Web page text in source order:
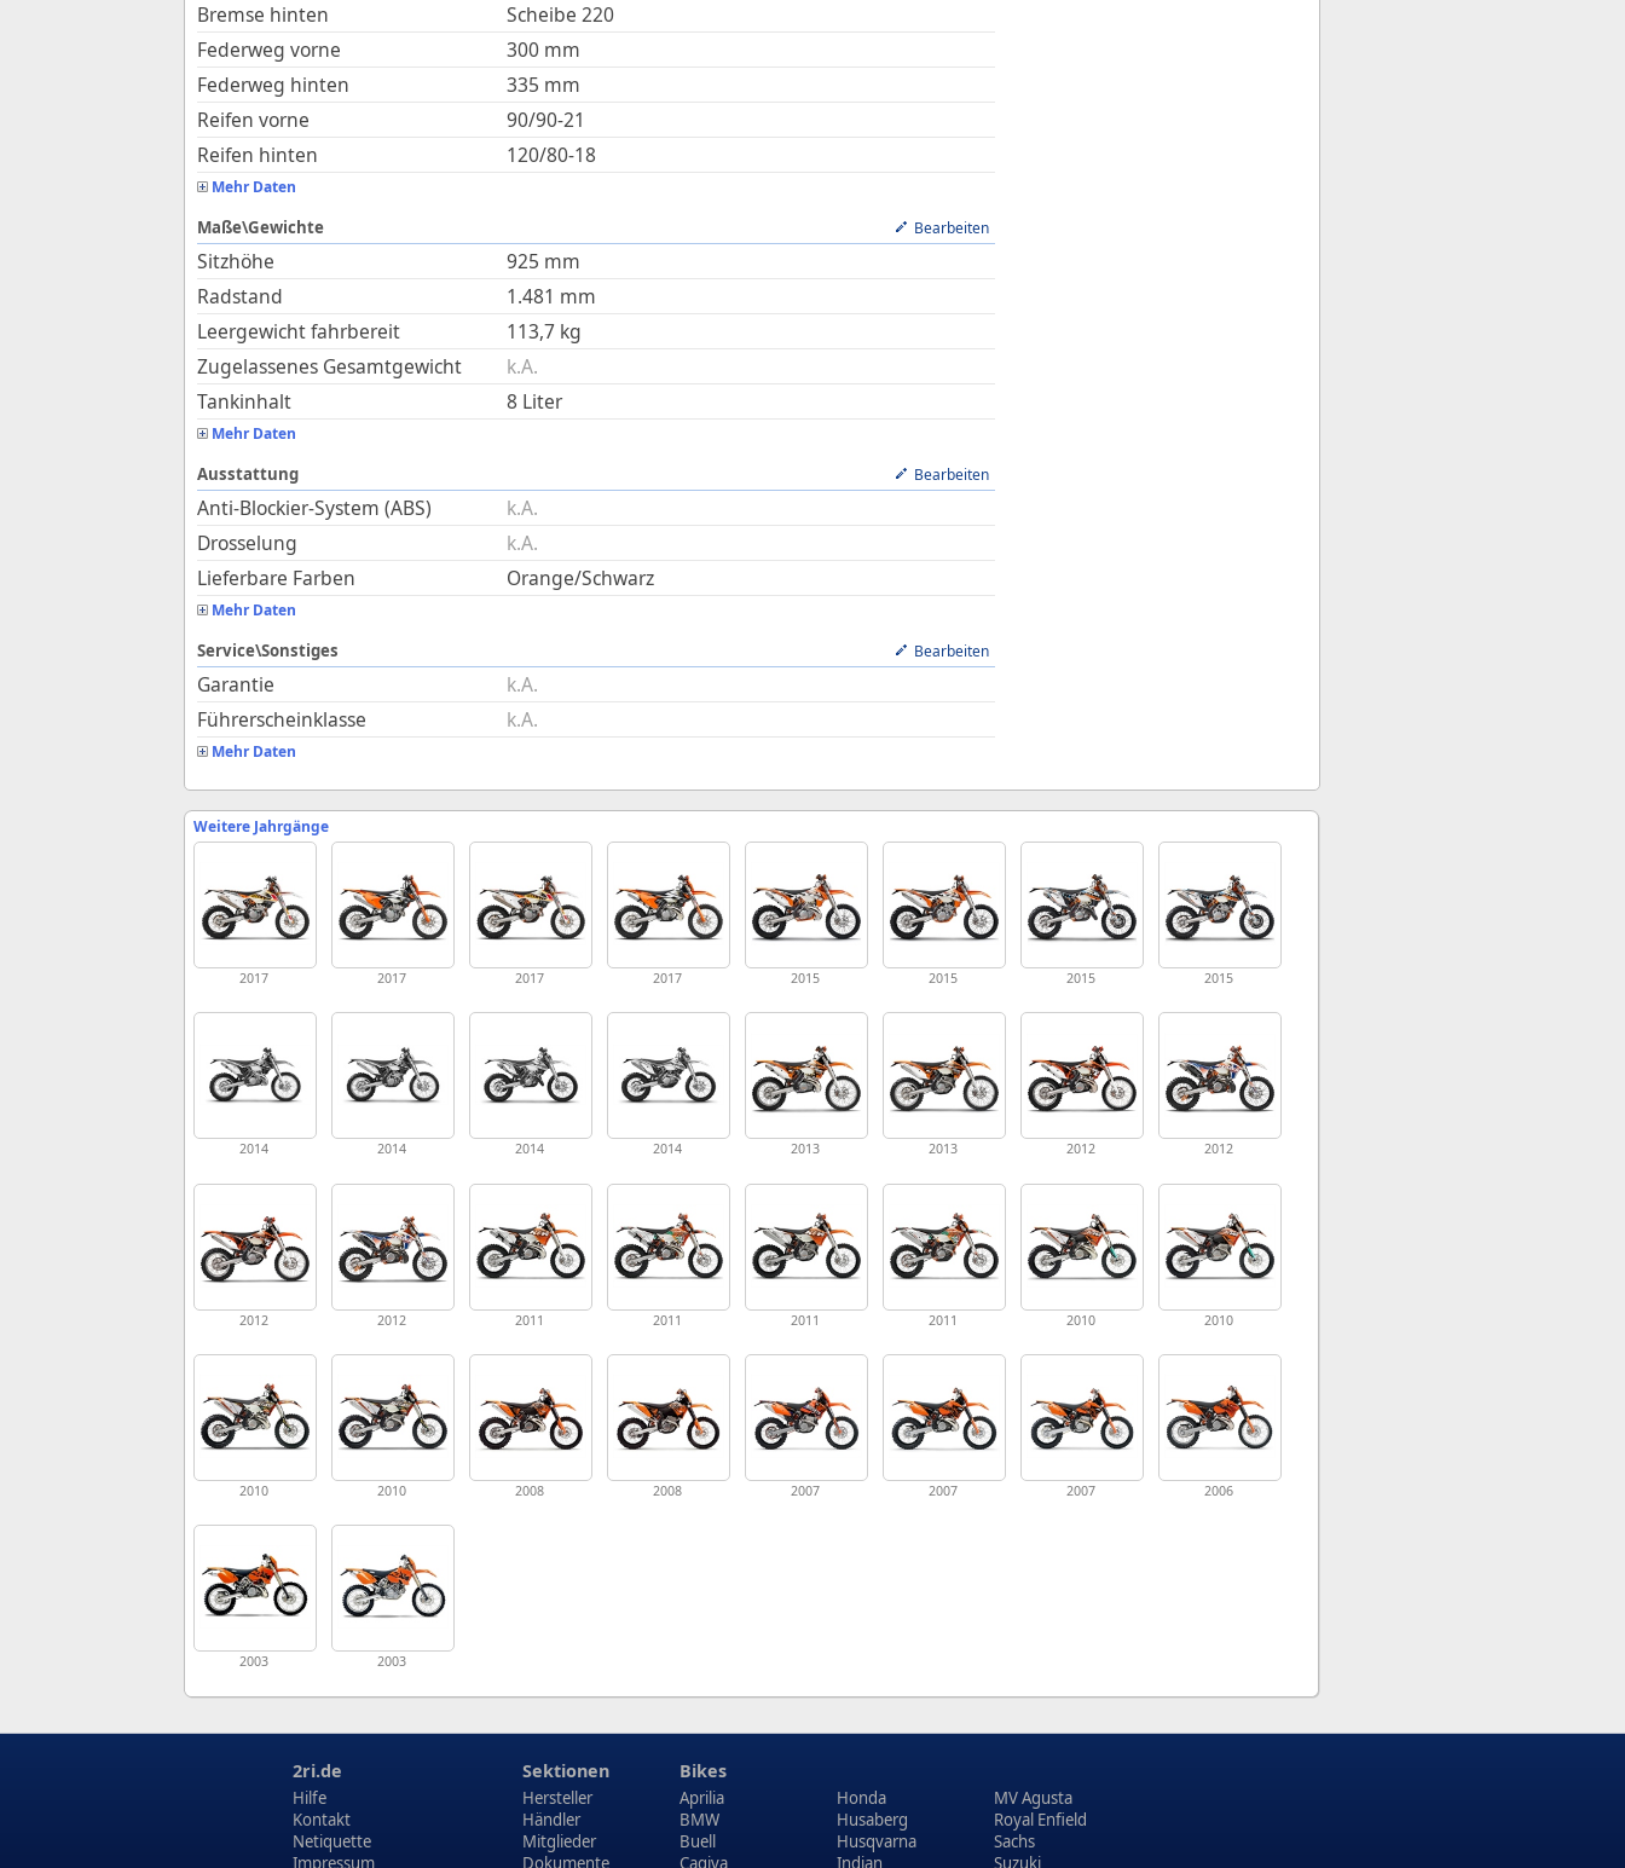
Bremse hinten
Scheibe 220
Federweg vorne
300 mm
Federweg hinten
335 mm
Reifen vorne
90/90-21
Reifen hinten
120/80-18
Mehr Daten
Maße\Gewichte Bearbeiten
Sitzhöhe 925 mm
Radstand
1.481 mm
Leergewicht fahrbereit
113,7 kg
Zugelassenes Gesamtgewicht
k.A.
Tankinhalt
8 Liter
Mehr Daten
Ausstattung Bearbeiten
Anti-Blockier-System (ABS)
k.A.
Drosselung
k.A.
Lieferbare Farben
Orange/Schwarz
Mehr Daten
Service\Sonstiges Bearbeiten
Garantie
k.A.
Führerscheinklasse
k.A.
Mehr Daten
Weitere Jahrgänge
2017 2017 2017 2017 2015 2015 2015 2015
2014 2014 2014 2014 2013 2013 2012 2012
2012 2012 2011 2011 2011 2011 2010 2010
2010 2010 2008 2008 2007 2007 2007 2006
2003 2003
2ri.de
Hilfe
Kontakt
Netiquette
Sektionen
Hersteller
Händler
Mitglieder
Bikes
Aprilia
BMW
Buell
Honda
Husaberg
Husqvarna
MV Agusta
Royal Enfield
Sachs